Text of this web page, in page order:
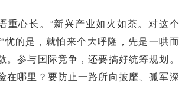
重心长。“新兴产业如火如荼。对这个
忧的是，就怕来个大呼隆，先是一哄而
。参与国际竞争，还要搞好统筹规划。
在哪里？要防止一路所向披靡、孤军深